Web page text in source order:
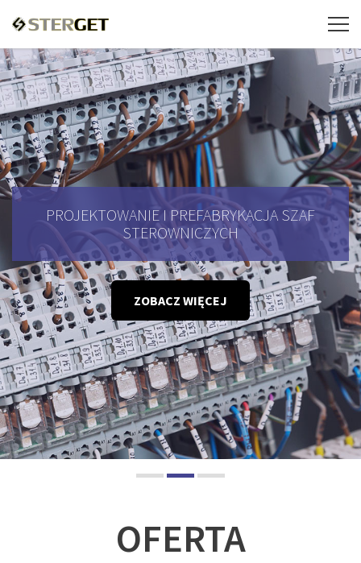
PROJEKTOWANIE I PREFABRYKACJA SZAF
STEROWNICZYCH
ZOBACZ WIĘCEJ
OFERTA